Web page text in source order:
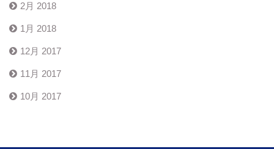
2月 2018
1月 2018
12月 2017
11月 2017
10月 2017